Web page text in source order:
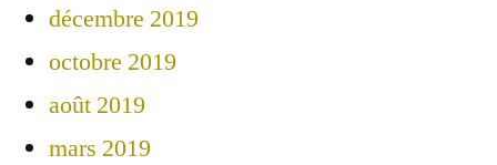
décembre 2019
octobre 2019
août 2019
mars 2019